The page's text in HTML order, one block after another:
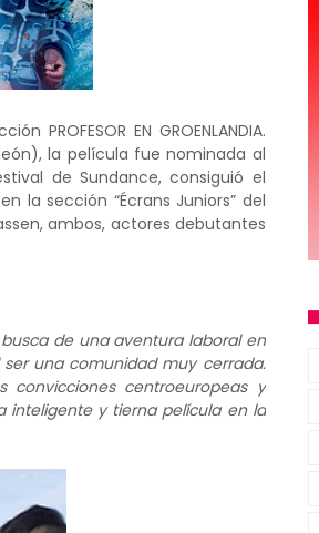
PROFESOR EN GROENLANDIA.
la película fue nominada al
de Sundance, consiguió el
la sección “Écrans Juniors” del
ambos, actores debutantes
de una aventura laboral en
una comunidad muy cerrada.
convicciones centroeuropeas y
inteligente y tierna película en la